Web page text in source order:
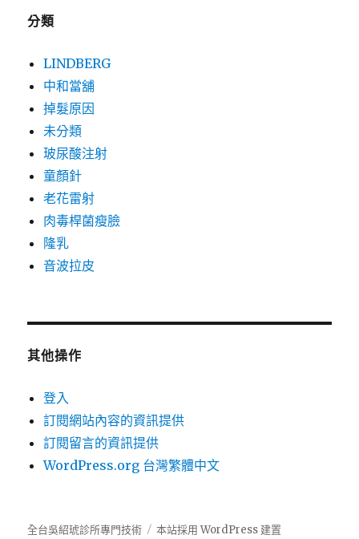
分類
LINDBERG
中和當舖
掉髮原因
未分類
玻尿酸注射
童顏針
老花雷射
肉毒桿菌瘦臉
隆乳
音波拉皮
其他操作
登入
訂閱網站內容的資訊提供
訂閱留言的資訊提供
WordPress.org 台灣繁體中文
全台吳紹琥診所專門技術 本站採用 WordPress 建置